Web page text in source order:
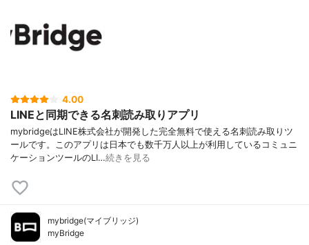
4.00
LINEと同期できる名刺読み取りアプリ
mybridgeはLINE株式会社が開発した完全無料で使える名刺読み取りツ
ールです。このアプリは日本でも数千万人以上が利用しているコミュニ
ケーションツールのLI…続きを見る
mybridge(マイブリッジ)
myBridge